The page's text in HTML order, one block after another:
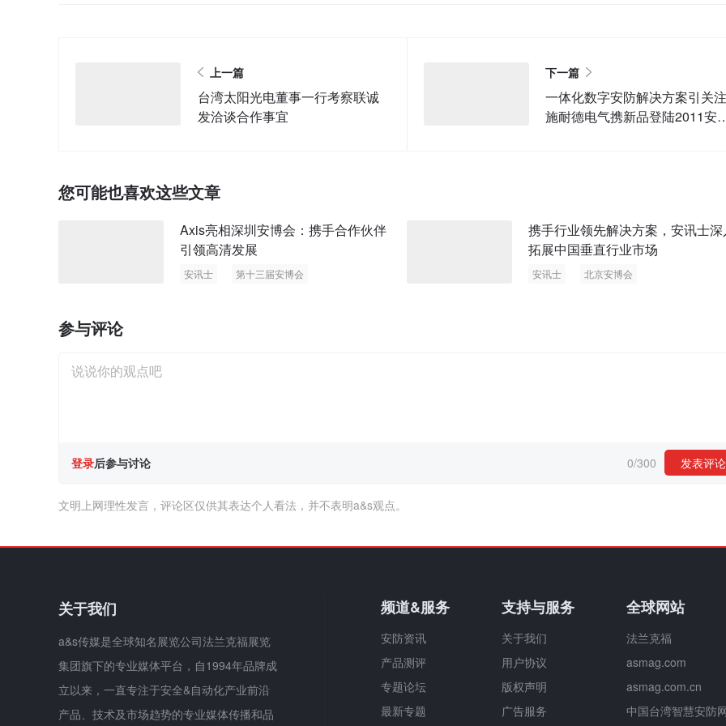
上一篇
台湾太阳光电董事一行考察联诚
发洽谈合作事宜
下一篇
一体化数字安防解决方案引关注
施耐德电气携新品登陆2011安
您可能也喜欢这些文章
Axis亮相深圳安博会：携手合作伙伴
引领高清发展
安讯士 第十三届安博会
携手行业领先解决方案，安讯士深
拓展中国垂直行业市场
安讯士 北京安博会
参与评论
登录后参与讨论 0/300 发表评论
文明上网理性发言，评论区仅供其表达个人看法，并不表明a&s观点。
关于我们
a&s传媒是全球知名展览公司法兰克福展览
集团旗下的专业媒体平台，自1994年品牌成
立以来，一直专注于安全&自动化产业前沿
产品、技术及市场趋势的专业媒体传播和品
频道&服务
安防资讯
产品测评
专题论坛
最新专题
支持与服务
关于我们
用户协议
版权声明
广告服务
全球网站
法兰克福
asmag.com
asmag.com.cn
中国台湾智慧安防